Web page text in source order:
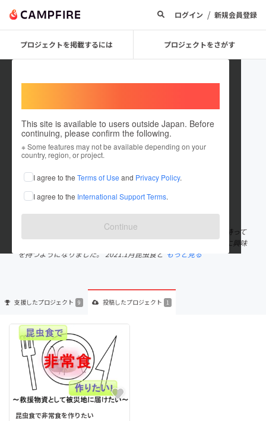
ログイン / 新規会員登録
プロジェクトを掲載するには プロジェクトをさがす
This site is available to users outside Japan. Before
continuing, please confirm the following.
※ Some features may not be available depending on your
country, region, or project.
I agree to the Terms of Use and Privacy Policy.
I agree to the International Support Terms.
Continue
t_ikegawa
これまでに9回支援して1件のプロジェクトを投稿しています
在住国：日本 現在地：大阪府
出身国：日本 出身地：大阪府
普段は大阪の薬局に勤める薬剤師です。 数年前から健康に関心を持って
もらうNPOの活動に参加し、そのころから健康に中でも栄養状態に興味
を持つようになりました。 2021.1月昆虫食と もっと見る
支援したプロジェクト 9 投稿したプロジェクト 1
昆虫食で非常食を作りたい